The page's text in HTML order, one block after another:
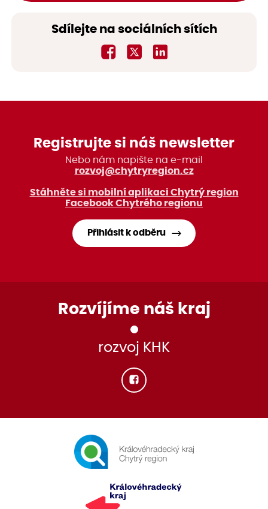
Sdílejte na sociálních sítích
Registrujte si náš newsletter
Nebo nám napište na e-mail
rozvoj@chytryregion.cz
Stáhněte si mobilní aplikaci Chytrý region
Facebook Chytrého regionu
Přihlásit k odběru
Rozvíjíme náš kraj
rozvoj KHK